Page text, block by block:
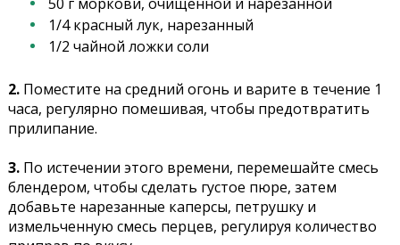
50 г моркови, очищенной и нарезанной
1/4 красный лук, нарезанный
1/2 чайной ложки соли
2.Поместите на средний огонь и варите в течение 1
часа, регулярно помешивая, чтобы предотвратить
прилипание.
3.По истечении этого времени, перемешайте смесь
блендером, чтобы сделать густое пюре, затем
добавьте нарезанные каперсы, петрушку и
измельченную смесь перцев, регулируя количество